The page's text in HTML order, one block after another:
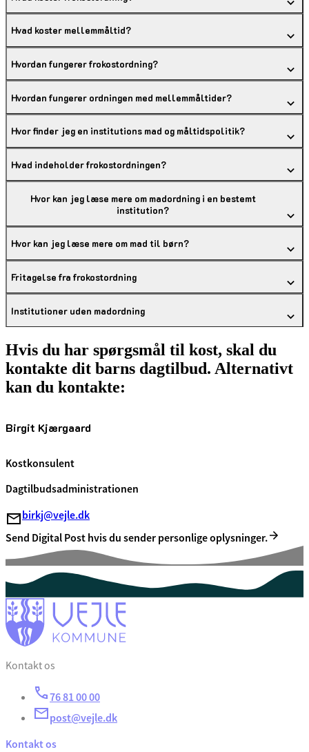
Hvad koster mellemmåltid?
Hvordan fungerer frokostordning?
Hvordan fungerer ordningen med mellemmåltider?
Hvor finder jeg en institutions mad og måltidspolitik?
Hvad indeholder frokostordningen?
Hvor kan jeg læse mere om madordning i en bestemt
institution?
Hvor kan jeg læse mere om mad til børn?
Fritagelse fra frokostordning
Institutioner uden madordning
Hvis du har spørgsmål til kost, skal du
kontakte dit barns dagtilbud. Alternativt
kan du kontakte:
Birgit Kjærgaard
Kostkonsulent
Dagtilbudsadministrationen
birkj@vejle.dk
Send Digital Post hvis du sender personlige oplysninger.
Kontakt os
76 81 00 00
post@vejle.dk
Kontakt os